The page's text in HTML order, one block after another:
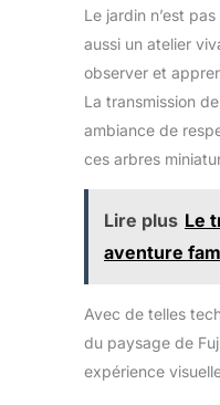
Le jardin n’est
aussi un atelier
observer et
La transmission
ambiance de
ces arbres
Lire plus Le
aventure
Avec de telles
du paysage de
expérience